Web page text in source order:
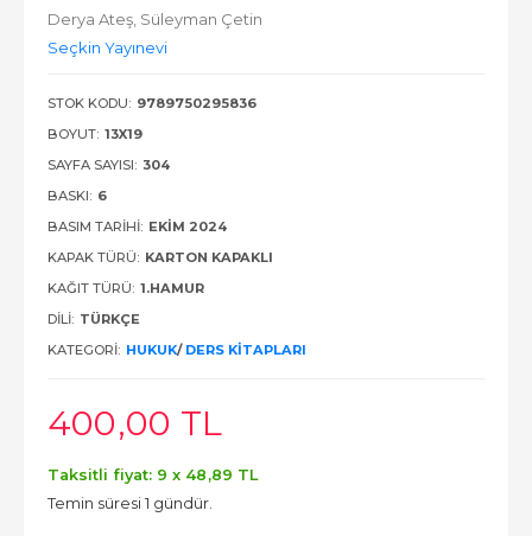
Derya Ateş, Süleyman Çetin
Seçkin Yayınevi
STOK KODU: 9789750295836
BOYUT: 13X19
SAYFA SAYISI: 304
BASKI: 6
BASIM TARIHI: EKİM 2024
KAPAK TÜRÜ: KARTON KAPAKLI
KAĞIT TÜRÜ: 1.HAMUR
DILI: TÜRKÇE
KATEGORI: HUKUK/ DERS KITAPLARI
400,00 TL
Taksitli fiyat: 9 x 48 ,89 TL
Temin süresi 1 gündür.